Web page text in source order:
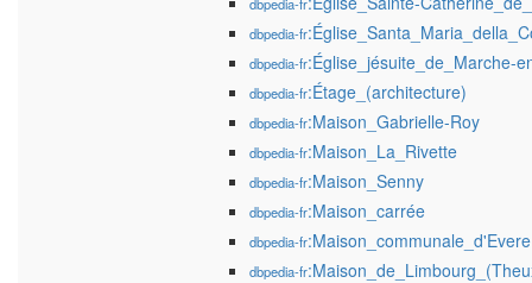
dbpedia-fr
dbpedia-fr:Église_jésuite_de_Marche-
dbpedia-fr:Étage_(architecture)
dbpedia-fr:Maison_Gabrielle-Roy
dbpedia-fr:Maison_La_Rivette
dbpedia-fr:Maison_Senny
dbpedia-fr:Maison_carrée
dbpedia-fr:Maison_communale_d'Evere
dbpedia-fr